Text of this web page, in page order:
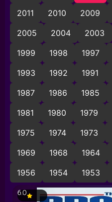
2011
2010 2009
2005
2004 2003
1999
1998 1997
1993
1992 1991
1987
1986 1985
1981
1980 1979
1975
1974 1973
1969
1968 1964
1956
1954 1953
6.0